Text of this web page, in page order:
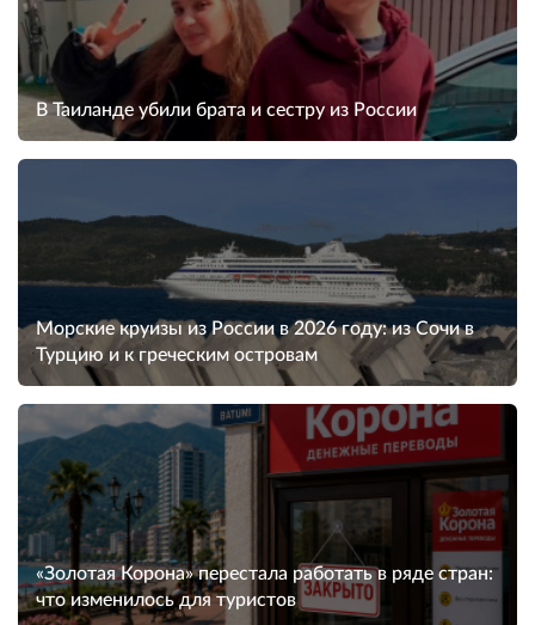
В Таиланде убили брата и сестру из России
Морские круизы из России в 2026 году: из Сочи в
Турцию и к греческим островам
«Золотая Корона» перестала работать в ряде стран:
что изменилось для туристов